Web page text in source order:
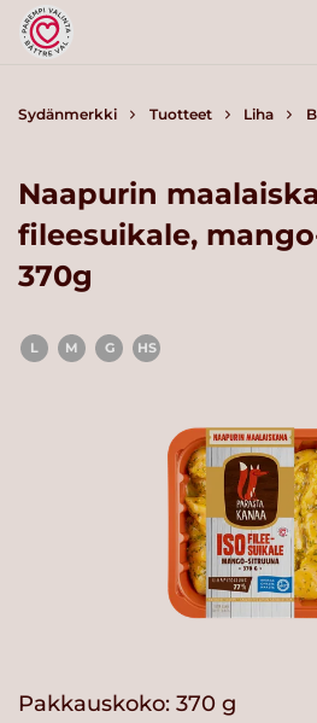
Sydänmerkki Tuotteet Liha
Naapurin
fileesuikale,
370g
L M G HS
Pakkauskoko: 370 g